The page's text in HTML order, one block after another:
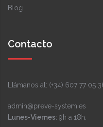
Blog
Contacto
Llámanos al: (+34) 607 77 05
admin@preve-system.es
Lunes-Viernes: 9h a 18h.